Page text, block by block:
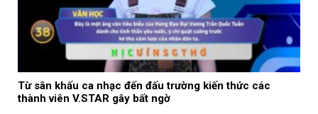
Từ sân khấu ca nhạc đến đấu trường kiến thức các
thành viên V.STAR gây bất ngờ